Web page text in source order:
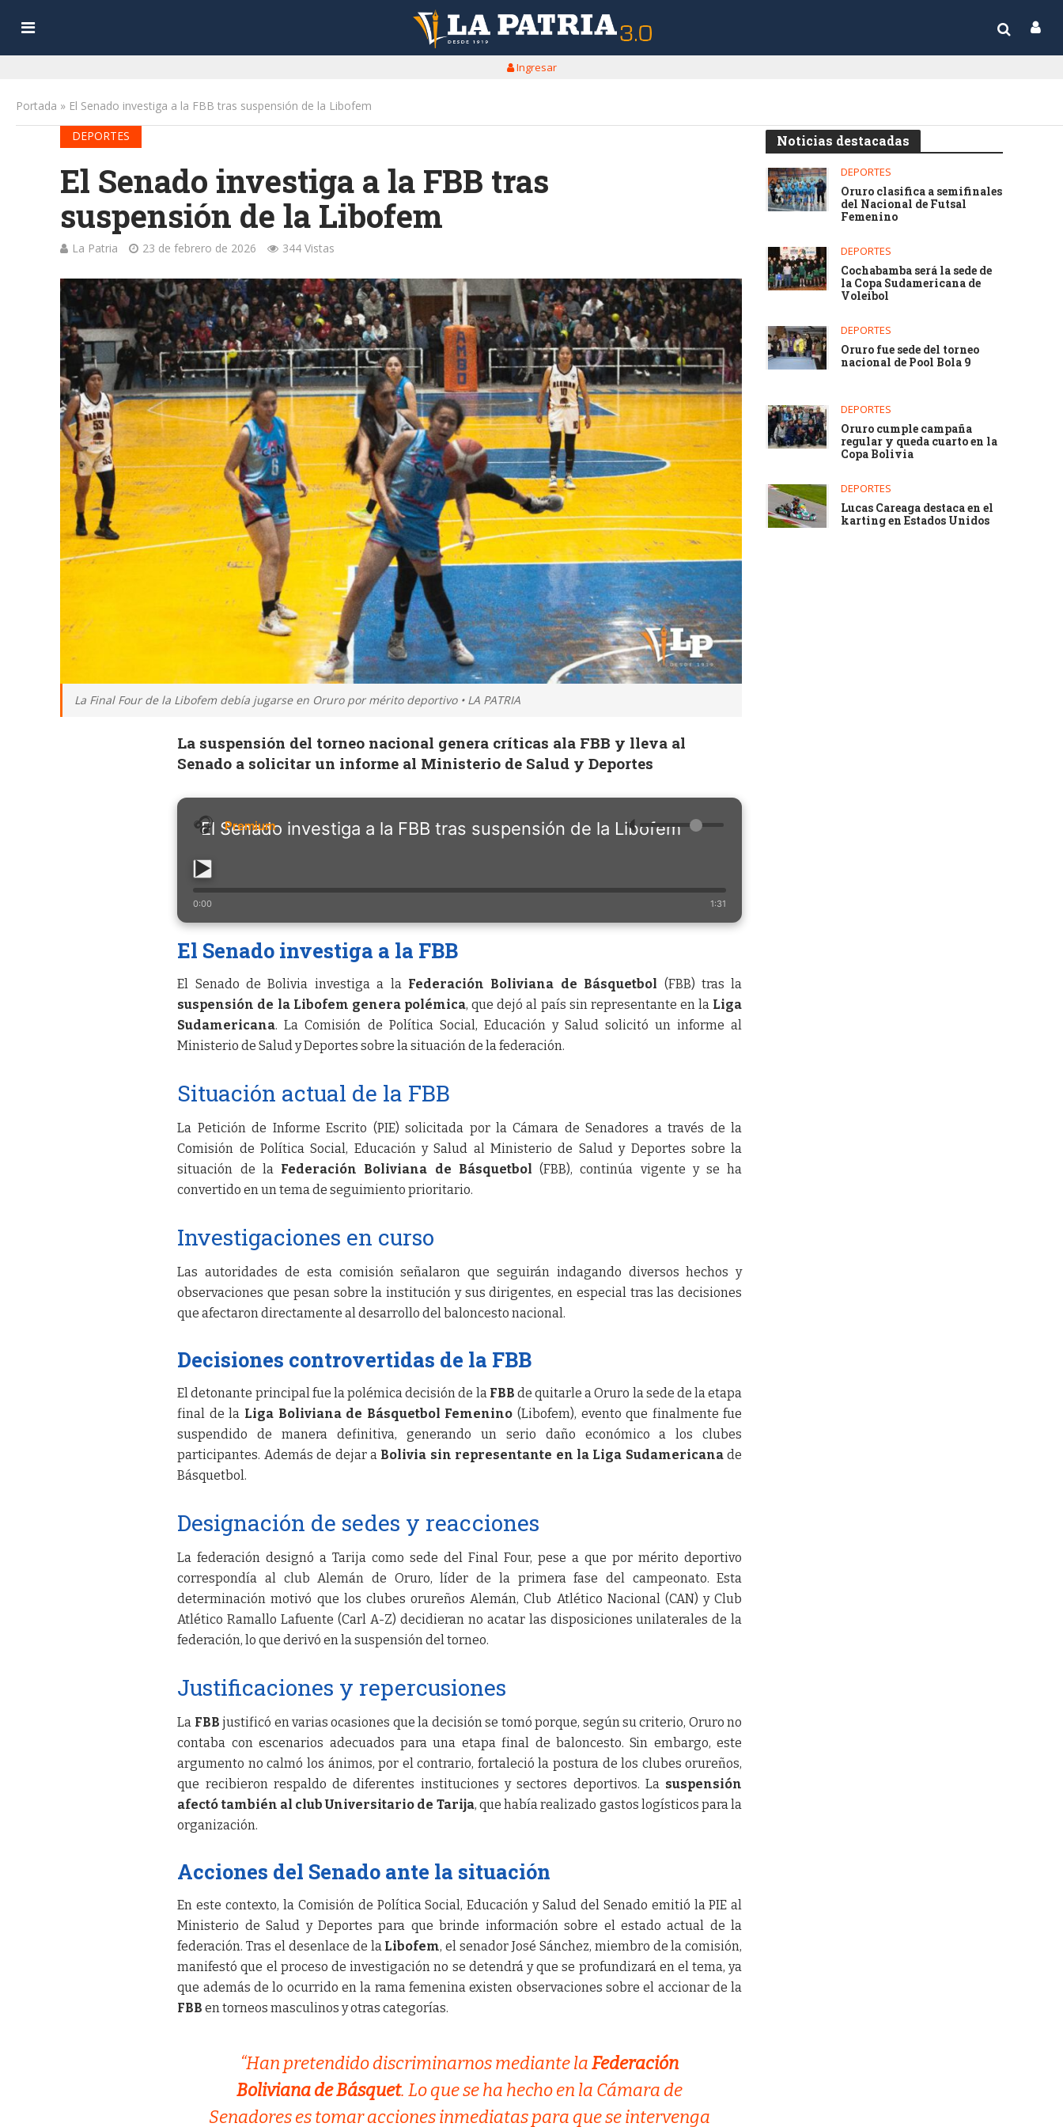
Ingresar
Portada » El Senado investiga a la FBB tras suspensión de la Libofem
DEPORTES
El Senado investiga a la FBB tras
suspensión de la Libofem
La Patria 23 de febrero de 2026 344 Vistas
La Final Four de la Libofem debía jugarse en Oruro por mérito deportivo • LA PATRIA
La suspensión del torneo nacional genera críticas ala FBB y lleva al
Senado a solicitar un informe al Ministerio de Salud y Deportes
El Senado investiga a la FBB tras suspensión de la Libofem
🔈
0:00 1:31
El Senado investiga a la FBB
El Senado de Bolivia investiga a la Federación Boliviana de Básquetbol (FBB) tras la
suspensión de la Libofem genera polémica, que dejó al país sin representante en la Liga
Sudamericana. La Comisión de Política Social, Educación y Salud solicitó un informe al
Ministerio de Salud y Deportes sobre la situación de la federación.
Situación actual de la FBB
La Petición de Informe Escrito (PIE) solicitada por la Cámara de Senadores a través de la
Comisión de Política Social, Educación y Salud al Ministerio de Salud y Deportes sobre la
situación de la Federación Boliviana de Básquetbol (FBB), continúa vigente y se ha
convertido en un tema de seguimiento prioritario.
Investigaciones en curso
Las autoridades de esta comisión señalaron que seguirán indagando diversos hechos y
observaciones que pesan sobre la institución y sus dirigentes, en especial tras las decisiones
que afectaron directamente al desarrollo del baloncesto nacional.
Decisiones controvertidas de la FBB
El detonante principal fue la polémica decisión de la FBB de quitarle a Oruro la sede de la etapa
final de la Liga Boliviana de Básquetbol Femenino (Libofem), evento que finalmente fue
suspendido de manera definitiva, generando un serio daño económico a los clubes
participantes. Además de dejar a Bolivia sin representante en la Liga Sudamericanade
Básquetbol.
Designación de sedes y reacciones
La federación designó a Tarija como sede del Final Four, pese a que por mérito deportivo
correspondía al club Alemán de Oruro, líder de la primera fase del campeonato. Esta
determinación motivó que los clubes orureños Alemán, Club Atlético Nacional (CAN) y Club
Atlético Ramallo Lafuente (Carl A-Z) decidieran no acatar las disposiciones unilaterales de la
federación, lo que derivó en la suspensión del torneo.
Justificaciones y repercusiones
La FBB justificó en varias ocasiones que la decisión se tomó porque, según su criterio, Oruro no
contaba con escenarios adecuados para una etapa final de baloncesto. Sin embargo, este
argumento no calmó los ánimos, por el contrario, fortaleció la postura de los clubes orureños,
que recibieron respaldo de diferentes instituciones y sectores deportivos. La suspensión
afectó también al club Universitario de Tarija, que había realizado gastos logísticos para la
organización.
Acciones del Senado ante la situación
En este contexto, la Comisión de Política Social, Educación y Salud del Senado emitió la PIE al
Ministerio de Salud y Deportes para que brinde información sobre el estado actual de la
federación. Tras el desenlace de la Libofem, el senador José Sánchez, miembro de la comisión,
manifestó que el proceso de investigación no se detendrá y que se profundizará en el tema, ya
que además de lo ocurrido en la rama femenina existen observaciones sobre el accionar de la
FBB en torneos masculinos y otras categorías.
“Han pretendido discriminarnos mediante laFederación
Boliviana de Básquet. Lo que se ha hecho en la Cámara de
Senadores es tomar acciones inmediatas para que se intervenga
Noticias destacadas
DEPORTES
Oruro clasifica a semifinales
del Nacional de Futsal
Femenino
DEPORTES
Cochabamba será la sede de
la Copa Sudamericana de
Voleibol
DEPORTES
Oruro fue sede del torneo
nacional de Pool Bola 9
DEPORTES
Oruro cumple campaña
regular y queda cuarto en la
Copa Bolivia
DEPORTES
Lucas Careaga destaca en el
karting en Estados Unidos